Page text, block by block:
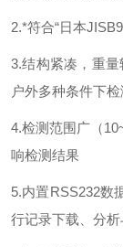
2.*符合“日本
3.结构紧凑，重
户外多种条件下
4.检测范围广（
响检测结果
5.内置RSS232数
行记录下载、分析